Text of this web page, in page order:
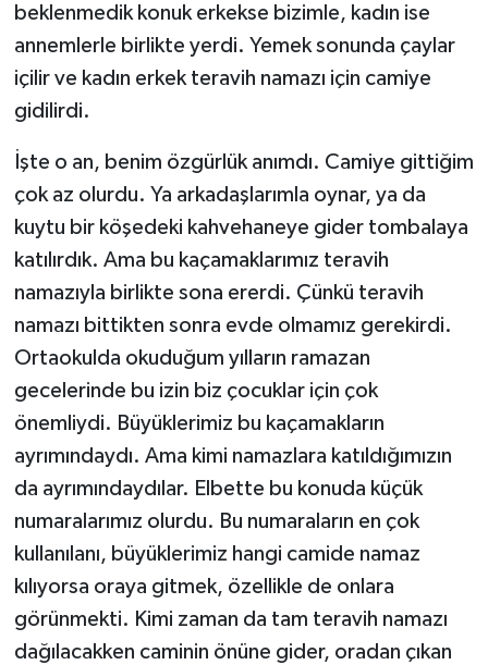
beklenmedik konuk erkekse bizimle, kadın ise
annemlerle birlikte yerdi. Yemek sonunda çaylar
içilir ve kadın erkek teravih namazı için camiye
gidilirdi.
İşte o an, benim özgürlük anımdı. Camiye gittiğim
çok az olurdu. Ya arkadaşlarımla oynar, ya da
kuytu bir köşedeki kahvehaneye gider tombalaya
katılırdık. Ama bu kaçamaklarımız teravih
namazıyla birlikte sona ererdi. Çünkü teravih
namazı bittikten sonra evde olmamız gerekirdi.
Ortaokulda okuduğum yılların ramazan
gecelerinde bu izin biz çocuklar için çok
önemliydi. Büyüklerimiz bu kaçamakların
ayrımındaydı. Ama kimi namazlara katıldığımızın
da ayrımındaydılar. Elbette bu konuda küçük
numaralarımız olurdu. Bu numaraların en çok
kullanılanı, büyüklerimiz hangi camide namaz
kılıyorsa oraya gitmek, özellikle de onlara
görünmekti. Kimi zaman da tam teravih namazı
dağılacakken caminin önüne gider, oradan çıkan